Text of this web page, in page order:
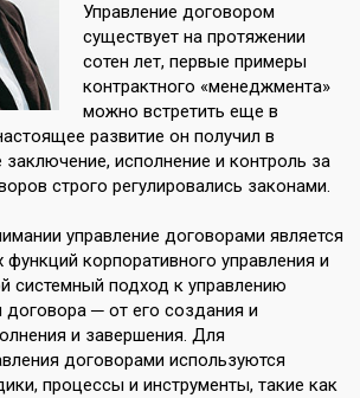
Управление договором
существует на протяжении
сотен лет, первые примеры
контрактного «менеджмента»
можно встретить еще в
развитие он получил в
исполнение и контроль за
строго регулировались законами.
управление договорами является
корпоративного управления и
системный подход к управлению
─ от его создания и
и завершения. Для
договорами используются
процессы и инструменты, такие как